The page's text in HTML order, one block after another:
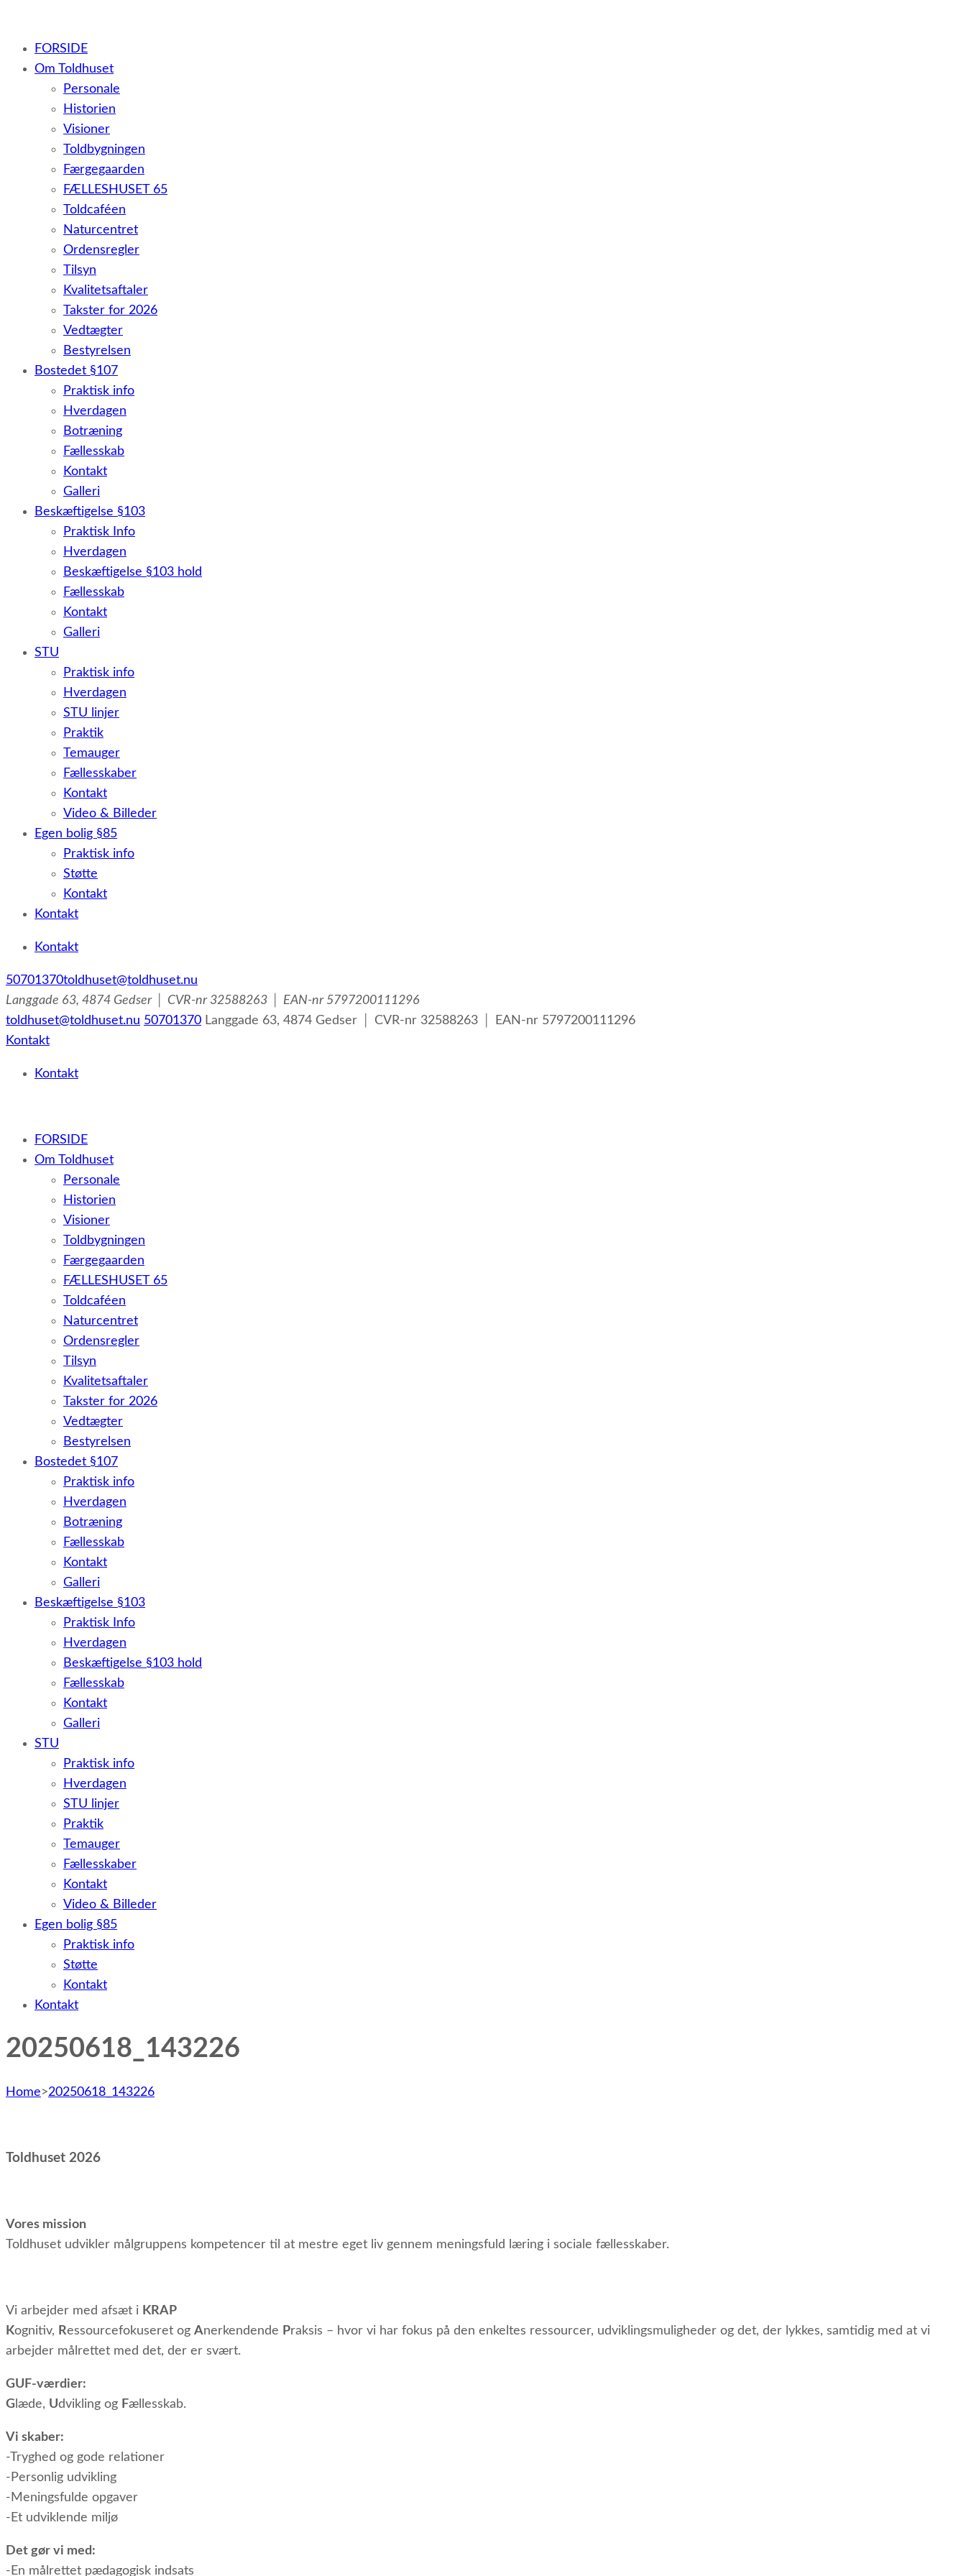
– et botilbud til voksne udviklingshæmmede og sent udviklede personer samt voksne med psykiske lidelser
FORSIDE
Om Toldhuset
Personale
Historien
Visioner
Toldbygningen
Færgegaarden
FÆLLESHUSET 65
Toldcaféen
Naturcentret
Ordensregler
Tilsyn
Kvalitetsaftaler
Takster for 2026
Vedtægter
Bestyrelsen
Bostedet §107
Praktisk info
Hverdagen
Botræning
Fællesskab
Kontakt
Galleri
Beskæftigelse §103
Praktisk Info
Hverdagen
Beskæftigelse §103 hold
Fællesskab
Kontakt
Galleri
STU
Praktisk info
Hverdagen
STU linjer
Praktik
Temauger
Fællesskaber
Kontakt
Video & Billeder
Egen bolig §85
Praktisk info
Støtte
Kontakt
Kontakt
Kontakt
50701370toldhuset@toldhuset.nu
Langgade 63, 4874 Gedser │ CVR-nr 32588263 │ EAN-nr 5797200111296
toldhuset@toldhuset.nu 50701370 Langgade 63, 4874 Gedser │ CVR-nr 32588263 │ EAN-nr 5797200111296
Kontakt
Kontakt
– et botilbud til voksne udviklingshæmmede og sent udviklede personer samt voksne med psykiske lidelser
FORSIDE
Om Toldhuset
Personale
Historien
Visioner
Toldbygningen
Færgegaarden
FÆLLESHUSET 65
Toldcaféen
Naturcentret
Ordensregler
Tilsyn
Kvalitetsaftaler
Takster for 2026
Vedtægter
Bestyrelsen
Bostedet §107
Praktisk info
Hverdagen
Botræning
Fællesskab
Kontakt
Galleri
Beskæftigelse §103
Praktisk Info
Hverdagen
Beskæftigelse §103 hold
Fællesskab
Kontakt
Galleri
STU
Praktisk info
Hverdagen
STU linjer
Praktik
Temauger
Fællesskaber
Kontakt
Video & Billeder
Egen bolig §85
Praktisk info
Støtte
Kontakt
Kontakt
20250618_143226
Home>20250618_143226
Toldhuset 2026
Vores mission
Toldhuset udvikler målgruppens kompetencer til at mestre eget liv gennem meningsfuld læring i sociale fællesskaber.
Vi arbejder med afsæt i KRAP
Kognitiv, Ressourcefokuseret og Anerkendende Praksis – hvor vi har fokus på den enkeltes ressourcer, udviklingsmuligheder og det, der lykkes, samtidig med at vi
arbejder målrettet med det, der er svært.
GUF-værdier:
G læde, Udvikling og Fællesskab.
Vi skaber:
-Tryghed og gode relationer
-Personlig udvikling
-Meningsfulde opgaver
-Et udviklende miljø
Det gør vi med:
-En målrettet pædagogisk indsats